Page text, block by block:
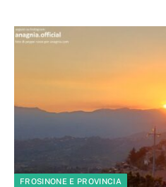
FROSINONE E PROVINCIA